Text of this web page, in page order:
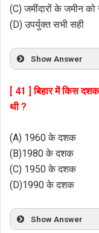
(C) जमींदारों के जमीन को
(D) उपर्युक्त सभी सही
Show Answer
[ 41 ] बिहार में किस
थी ?
(A) 1960 के दशक
(B)1980 के दशक
(C) 1950 के दशक
(D)1990 के दशक
Show Answer